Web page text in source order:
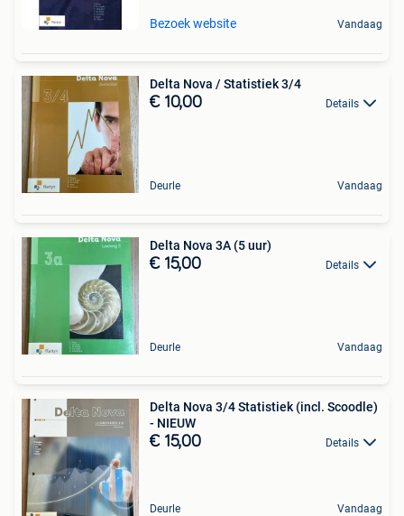
Bezoek website Vandaag
Delta Nova / Statistiek 3/4
€ 10,00 Details
Deurle Vandaag
Delta Nova 3A (5 uur)
€ 15,00 Details
Deurle Vandaag
Delta Nova 3/4 Statistiek (incl. Scoodle)
- NIEUW
€ 15,00 Details
Deurle Vandaag